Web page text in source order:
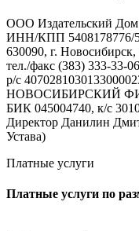
ООО Издательский
ИНН/КПП 5408178776/
630090, г.
тел./факс (383) 333-33-
р/с
НОВОСИБИРСКИЙ
БИК 045004740, к/с
Директор Данилин
Устава)
Платные услуги
Платные услуги по